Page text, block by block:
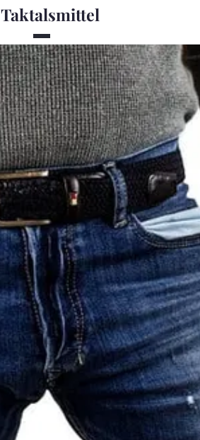
Taktalsmittel